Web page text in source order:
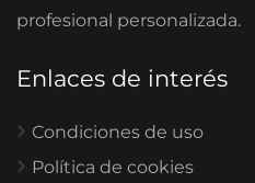
profesional personalizada.
Enlaces de interés
Condiciones de uso
Política de cookies